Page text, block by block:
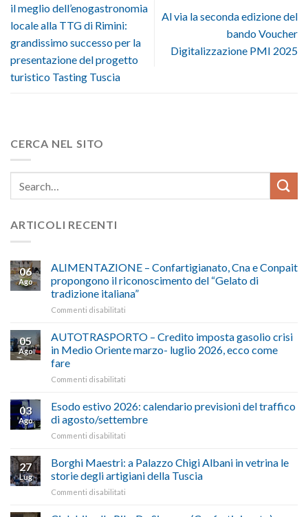
il meglio dell’enogastronomia
locale alla TTG di Rimini:
grandissimo successo per la
presentazione del progetto
turistico Tasting Tuscia
Al via la seconda edizione del
bando Voucher
Digitalizzazione PMI 2025
CERCA NEL SITO
ARTICOLI RECENTI
06
Ago
ALIMENTAZIONE – Confartigianato, Cna e Conpait
propongono il riconoscimento del “Gelato di
tradizione italiana”
Commenti disabilitati
–
Confartigianato,
Cna
il
riconoscimento
del
tradizione
italiana”
05
Ago
AUTOTRASPORTO – Credito imposta gasolio crisi
in Medio Oriente marzo- luglio 2026, ecco come
fare
Commenti disabilitati
–
Credito
imposta
in
Medio
Oriente
03
Ago
Esodo estivo 2026: calendario previsioni del traffico
di agosto/settembre
Commenti disabilitati
estivo
2026:
calendario
27
Lug
Borghi Maestri: a Palazzo Chigi Albani in vetrina le
storie degli artigiani della Tuscia
Commenti disabilitati
Maestri: